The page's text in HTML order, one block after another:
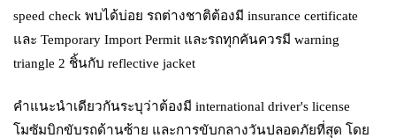
speed check พบได้บ่อย รถต่างชาติต้องมี insurance certificate
และ Temporary Import Permit และรถทุกคันควรมี warning
triangle 2 ชิ้นกับ reflective jacket
คำแนะนำเดียวกันระบุว่าต้องมี international driver's license
โมซัมบิกขับรถด้านซ้าย และการขับกลางวันปลอดภัยที่สุด โดย